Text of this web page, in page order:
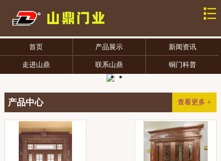
首页 产品展示 新闻资讯
走进山鼎 联系山鼎 铜门科普
查看更多 +
产品中心